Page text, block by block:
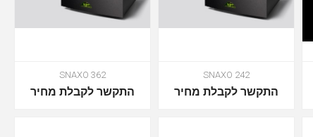
SNAXO 242
התקשר לקבלת מחיר
SNAXO 362
התקשר לקבלת מחיר